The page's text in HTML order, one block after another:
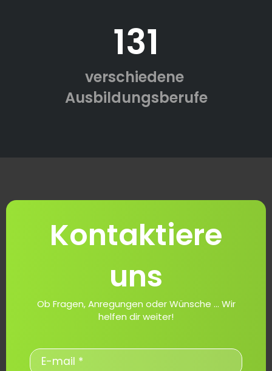
131
verschiedene
Ausbildungsberufe
Kontaktiere
uns
Ob Fragen, Anregungen oder Wünsche ... Wir
helfen dir weiter!